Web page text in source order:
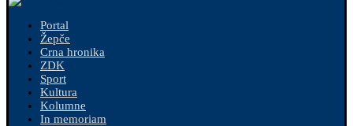
Portal
Žepče
Crna hronika
ZDK
Sport
Kultura
Kolumne
In memoriam